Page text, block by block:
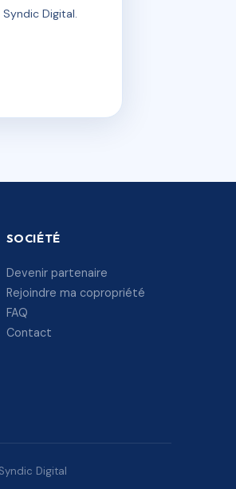
Digital.
SOCIÉTÉ
Devenir partenaire
Rejoindre ma copropriété
FAQ
Contact
Digital